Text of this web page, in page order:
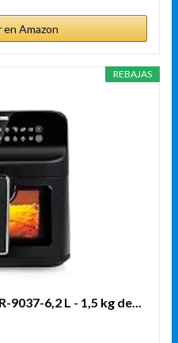
en Amazon
REBAJAS
6,2 L - 1,5 kg de...